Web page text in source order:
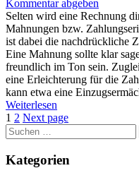
Kommentar abgeben
Selten wird eine Rechnung
Mahnungen bzw.
ist dabei die nachdrückliche
Eine Mahnung sollte klar
freundlich im Ton sein.
eine Erleichterung für die
kann etwa eine
Weiterlesen
1 2 Next page
Suchen
nach:
Kategorien